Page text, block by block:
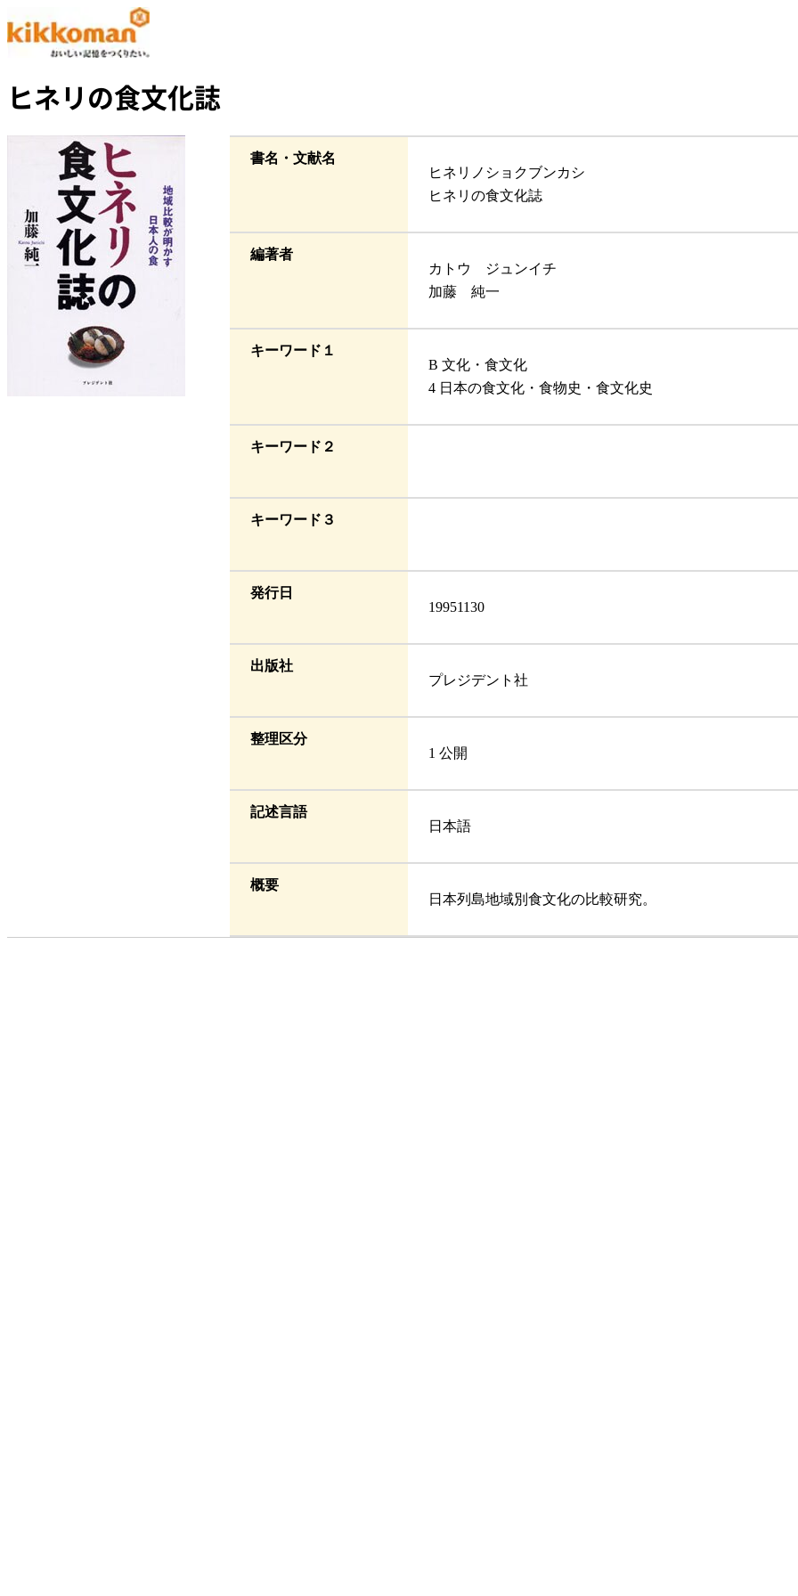
ヒネリの食文化誌
書名・文献名
ヒネリノショクブンカシ
ヒネリの食文化誌
編著者
カトウ ジュンイチ
加藤 純一
キーワード１
B 文化・食文化
4 日本の食文化・食物史・食文化史
キーワード２
キーワード３
発行日
19951130
出版社
プレジデント社
整理区分
1 公開
記述言語
日本語
概要
日本列島地域別食文化の比較研究。